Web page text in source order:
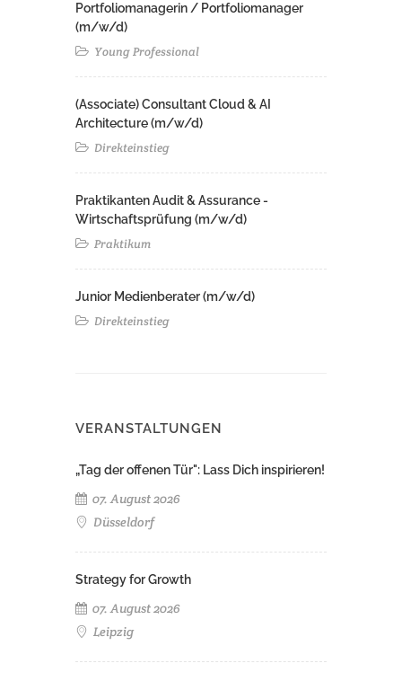
Portfoliomanagerin / Portfoliomanager
(m/w/d)
Young Professional
(Associate) Consultant Cloud & AI
Architecture (m/w/d)​ ​
Direkteinstieg
Praktikanten Audit & Assurance -
Wirtschaftsprüfung (m/w/d)
Praktikum
Junior Medienberater (m/w/d)
Direkteinstieg
VERANSTALTUNGEN
„Tag der offenen Tür": Lass Dich inspirieren!
07. August 2026
Düsseldorf
Strategy for Growth
07. August 2026
Leipzig